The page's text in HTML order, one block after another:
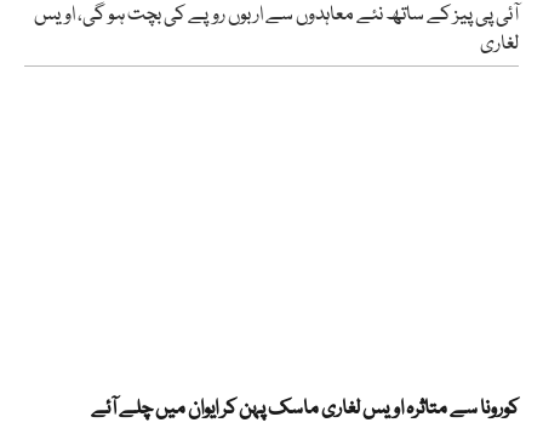
آئی پی پیز کے ساتھ نئے معاہدوں سے اربوں روپے کی بچت ہو گی، اویس
لغاری
کورونا سے متاثرہ اویس لغاری ماسک پہن کر ایوان میں چلے آئے